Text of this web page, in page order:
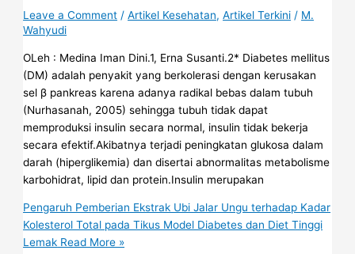
Leave a Comment /Artikel Kesehatan,Artikel Terkini / M.
Wahyudi
OLeh : Medina Iman Dini.1, Erna Susanti.2* Diabetes mellitus
(DM) adalah penyakit yang berkolerasi dengan kerusakan
sel β pankreas karena adanya radikal bebas dalam tubuh
(Nurhasanah, 2005) sehingga tubuh tidak dapat
memproduksi insulin secara normal, insulin tidak bekerja
secara efektif.Akibatnya terjadi peningkatan glukosa dalam
darah (hiperglikemia) dan disertai abnormalitas metabolisme
karbohidrat, lipid dan protein.Insulin merupakan
Pengaruh Pemberian Ekstrak Ubi Jalar Ungu terhadap Kadar
Kolesterol Total pada Tikus Model Diabetes dan Diet Tinggi
Lemak Read More »